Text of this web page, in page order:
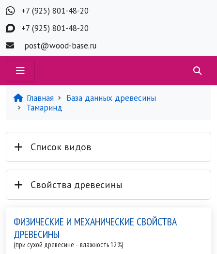
+7 (925) 801-48-20
+7 (925) 801-48-20
post@wood-base.ru
Главная
База данных древесины
Тамаринд
Список видов
Свойства древесины
ФИЗИЧЕСКИЕ И МЕХАНИЧЕСКИЕ СВОЙСТВА
ДРЕВЕСИНЫ
(при сухой древесине – влажность 12%)